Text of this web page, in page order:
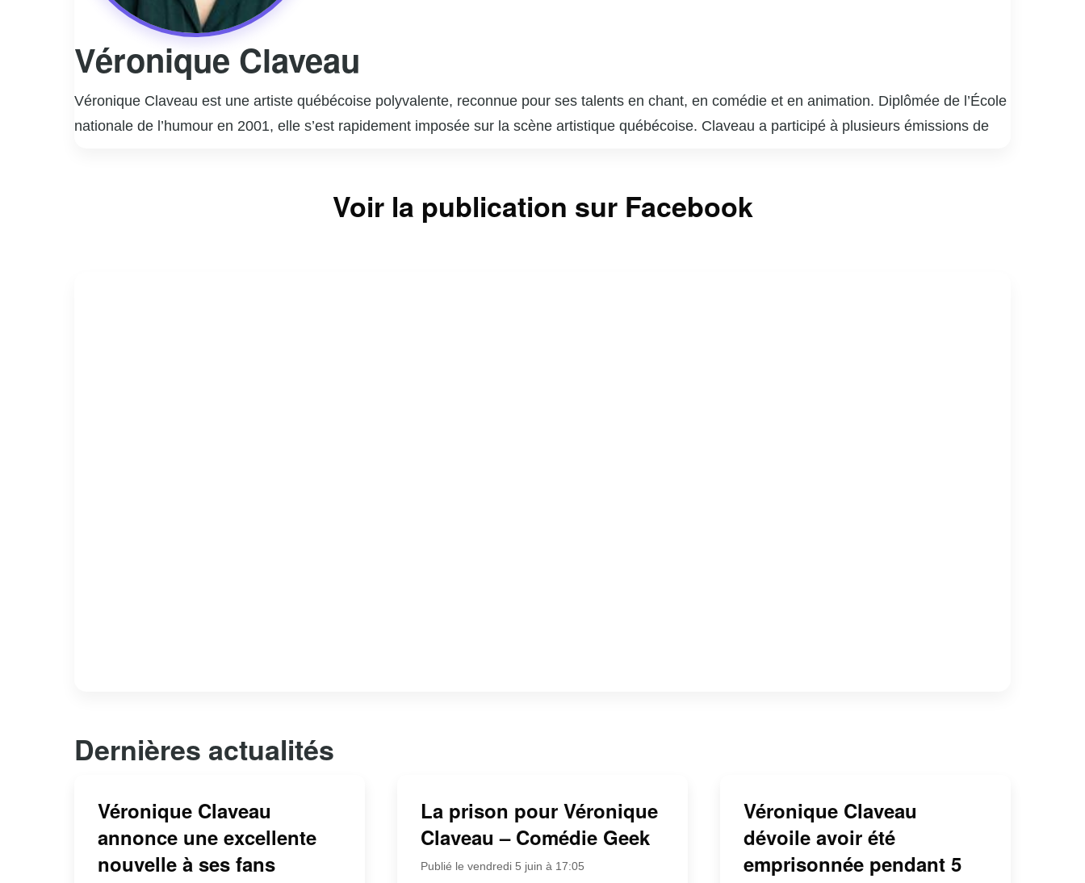
Véronique Claveau
Véronique Claveau est une artiste québécoise polyvalente, reconnue pour ses talents en chant, en comédie et en animation. Diplômée de l’École
nationale de l’humour en 2001, elle s’est rapidement imposée sur la scène artistique québécoise. Claveau a participé à plusieurs émissions de
et sa polyvalence lui ont valu une place de choix dans le cœur du public québécois. Véritable touche-à-tout, Véronique Claveau continue de
surprendre et d’enchanter par ses multiples talents et son énergie contagieuse.
Voir la publication sur Facebook
Dernières actualités
Véronique Claveau
annonce une excellente
nouvelle à ses fans
La prison pour Véronique
Claveau – Comédie Geek
Publié le vendredi 5 juin à 17:05
Véronique Claveau
dévoile avoir été
emprisonnée pendant 5